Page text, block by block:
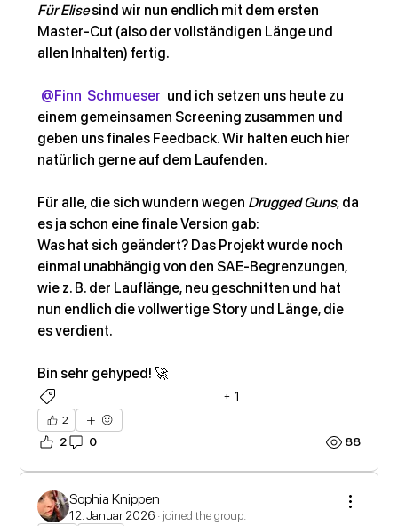
Für Elise sind wir nun endlich mit dem ersten
Master-Cut (also der vollständigen Länge und
allen Inhalten) fertig.
@Finn  Schmueser und ich setzen uns heute zu
einem gemeinsamen Screening zusammen und
geben uns finales Feedback. Wir halten euch hier
natürlich gerne auf dem Laufenden.
Für alle, die sich wundern wegen Drugged Guns, da
es ja schon eine finale Version gab:
Was hat sich geändert? Das Projekt wurde noch
einmal unabhängig von den SAE-Begrenzungen,
wie z. B. der Lauflänge, neu geschnitten und hat
nun endlich die vollwertige Story und Länge, die
es verdient.
Bin sehr gehyped! 🚀
+ 1
2
2 0 88
Sophia Knippen
12. Januar 2026 · joined the group.